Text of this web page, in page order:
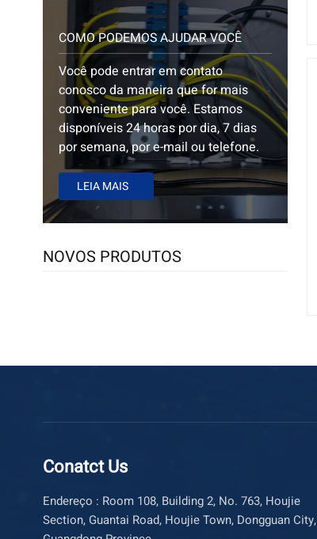
COMO PODEMOS AJUDAR VOCÊ
Você pode entrar em contato
conosco da maneira que for mais
conveniente para você. Estamos
disponíveis 24 horas por dia, 7 dias
por semana, por e-mail ou telefone.
LEIA MAIS
NOVOS PRODUTOS
Conatct Us
Endereço : Room 108, Building 2, No. 763, Houjie
Section, Guantai Road, Houjie Town, Dongguan City,